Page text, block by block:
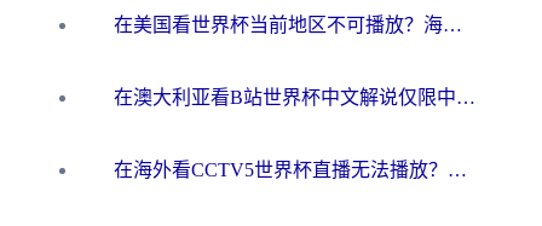
在美国看世界杯当前地区不可播放？海外党体育观赛终极指南来了！
在澳大利亚看B站世界杯中文解说仅限中国大陆？这篇指南帮你打破限制看遍赛事
在海外看CCTV5世界杯直播无法播放？这篇指南让你和国内球迷同步呐喊